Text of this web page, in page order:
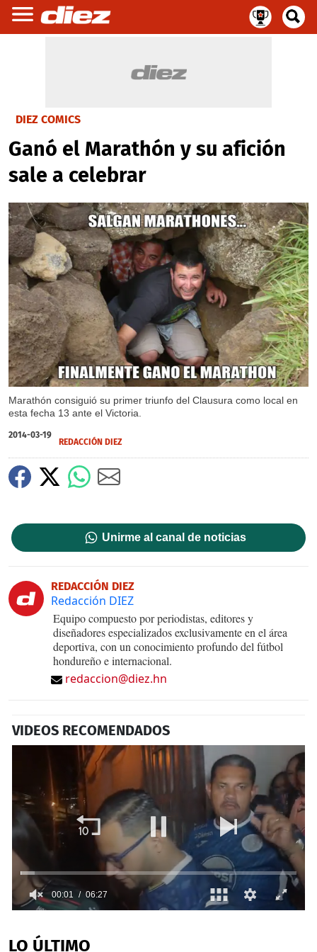
DIEZ COMICS
Ganó el Marathón y su afición
sale a celebrar
Marathón consiguió su primer triunfo del Clausura como local en
esta fecha 13 ante el Victoria.
2014-03-19
REDACCIÓN DIEZ
Unirme al canal de noticias
REDACCIÓN DIEZ
Redacción DIEZ
Equipo compuesto por periodistas, editores y
diseñadores especializados exclusivamente en el área
deportiva, con un conocimiento profundo del fútbol
hondureño e internacional.
redaccion@diez.hn
VIDEOS RECOMENDADOS
of
6
00:02 06:27
LO ÚLTIMO